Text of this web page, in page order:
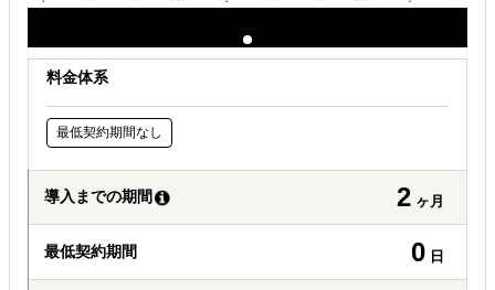
料金体系
最低契約期間なし
導入までの期間 2 ヶ月
最低契約期間 0 日